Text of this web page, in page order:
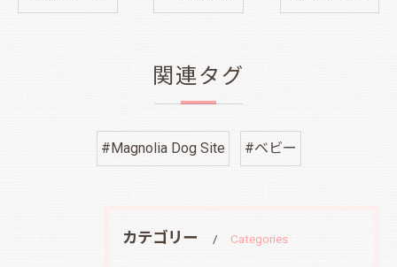
関連タグ
#Magnolia Dog Site #ベビー
カテゴリー Categories